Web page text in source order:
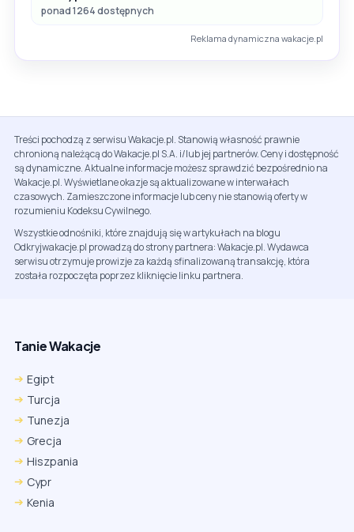
ponad 1264 dostępnych
Reklama dynamiczna wakacje.pl
Treści pochodzą z serwisu Wakacje.pl. Stanowią własność prawnie
chronioną należącą do Wakacje.pl S.A. i/lub jej partnerów. Ceny i dostępność
są dynamiczne. Aktualne informacje możesz sprawdzić bezpośrednio na
Wakacje.pl. Wyświetlane okazje są aktualizowane w interwałach
czasowych. Zamieszczone informacje lub ceny nie stanowią oferty w
rozumieniu Kodeksu Cywilnego.
Wszystkie odnośniki, które znajdują się w artykułach na blogu
Odkryjwakacje.pl prowadzą do strony partnera: Wakacje.pl. Wydawca
serwisu otrzymuje prowizje za każdą sfinalizowaną transakcję, która
została rozpoczęta poprzez kliknięcie linku partnera.
Tanie Wakacje
Egipt
Turcja
Tunezja
Grecja
Hiszpania
Cypr
Kenia